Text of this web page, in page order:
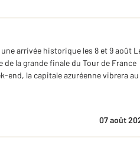
arrivée historique les 8 et 9 août
la grande finale du Tour de France
end, la capitale azuréenne vibrera au
07 août